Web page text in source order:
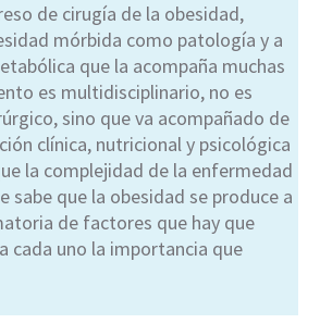
de cirugía de la obesidad,
mórbida como patología y a
que la acompaña muchas
es multidisciplinario, no es
sino que va acompañado de
clínica, nutricional y psicológica
la complejidad de la enfermedad
sabe que la obesidad se produce a
de factores que hay que
cada uno la importancia que